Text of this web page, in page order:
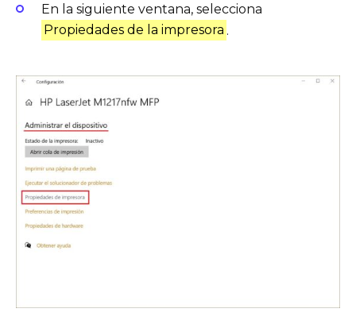
En la siguiente ventana, selecciona
Propiedades de la impresora .